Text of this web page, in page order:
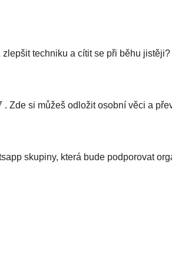
techniku a cítit se při běhu
Zde si můžeš odložit osobní věci a
skupiny, která bude podporovat